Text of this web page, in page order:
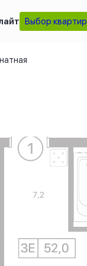
Выбор квартир